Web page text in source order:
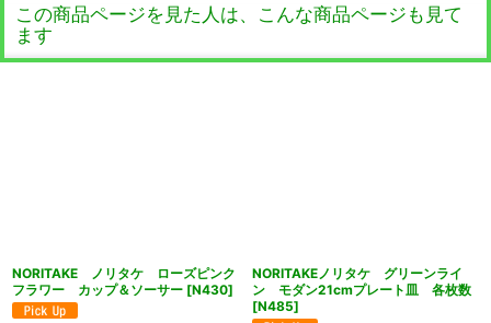
この商品ページを見た人は、こんな商品ページも見て
ます
NORITAKE ノリタケ ローズピンク
フラワー カップ＆ソーサー [N430]
NORITAKEノリタケ グリーンライ
ン モダン21cmプレート皿 各枚数
[N485]